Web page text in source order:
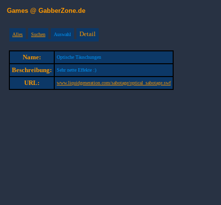
Games @ GabberZone.de
Alles Suchen Auswahl Detail
Name: Optische Täuschungen
Beschreibung: Sehr nette Effekte :)
URL: www.liquidgeneration.com/sabotage/optical_sabotage.swf